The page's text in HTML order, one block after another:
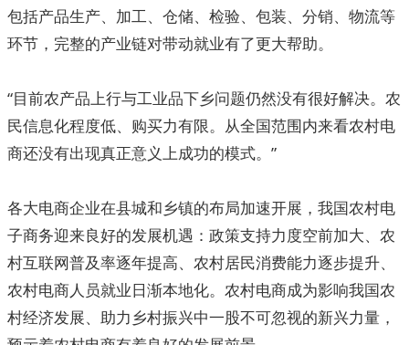
包括产品生产、加工、仓储、检验、包装、分销、物流等
环节，完整的产业链对带动就业有了更大帮助。
“目前农产品上行与工业品下乡问题仍然没有很好解决。农
民信息化程度低、购买力有限。从全国范围内来看农村电
商还没有出现真正意义上成功的模式。”
各大电商企业在县城和乡镇的布局加速开展，我国农村电
子商务迎来良好的发展机遇：政策支持力度空前加大、农
村互联网普及率逐年提高、农村居民消费能力逐步提升、
农村电商人员就业日渐本地化。农村电商成为影响我国农
村经济发展、助力乡村振兴中一股不可忽视的新兴力量，